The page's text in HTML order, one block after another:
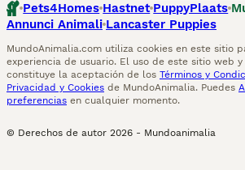
Pets4Homes Hastnet PuppyPlaats
Annunci Animali Lancaster Puppies
MundoAnimalia.com utiliza cookies en este sitio
experiencia de usuario. El uso de este sitio web
constituye la aceptación de los Términos y
Privacidad y Cookies de MundoAnimalia. Puedes
preferencias en cualquier momento.
© Derechos de autor 2026 - Mundoanimalia